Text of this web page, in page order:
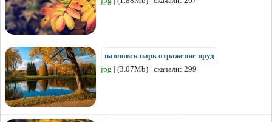
павловск парк отражение пруд
jpg | (3.07Mb) | скачали: 299